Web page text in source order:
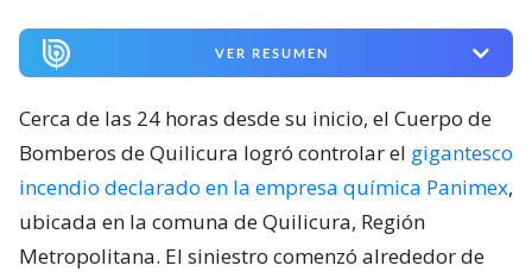
VER RESUMEN
Cerca de las 24 horas desde su inicio, el Cuerpo de
Bomberos de Quilicura logró controlar el gigantesco
incendio declarado en la empresa química Panimex,
ubicada en la comuna de Quilicura, Región
Metropolitana. El siniestro comenzó alrededor de